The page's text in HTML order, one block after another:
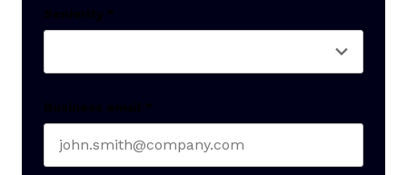
Seniority *
Business email *